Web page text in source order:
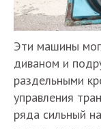
Эти машины
диваном и
раздельными
управления
ряда сильный